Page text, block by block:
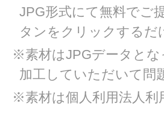
JPG形式にて無料でご
タンをクリックするだ
※素材はJPGデータと
加工していただいて問
※素材は個人利用法人利